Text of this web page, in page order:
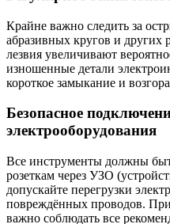
Крайне важно следить за
абразивных кругов и
лезвия увеличивают
изношенные детали
короткое замыкание и
Безопасное
электрооборудования
Все инструменты должны
розеткам через УЗО
допускайте перегрузки
повреждённых проводов.
важно соблюдать все